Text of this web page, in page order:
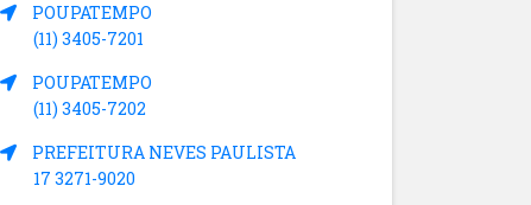
POUPATEMPO
(11) 3405-7201
POUPATEMPO
(11) 3405-7202
PREFEITURA NEVES PAULISTA
17 3271-9020